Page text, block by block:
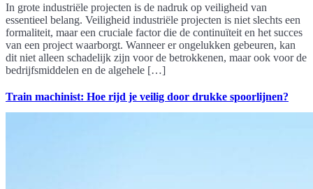
In grote industriële projecten is de nadruk op veiligheid van
essentieel belang. Veiligheid industriële projecten is niet slechts een
formaliteit, maar een cruciale factor die de continuïteit en het succes
van een project waarborgt. Wanneer er ongelukken gebeuren, kan
dit niet alleen schadelijk zijn voor de betrokkenen, maar ook voor de
bedrijfsmiddelen en de algehele […]
Train machinist: Hoe rijd je veilig door drukke spoorlijnen?